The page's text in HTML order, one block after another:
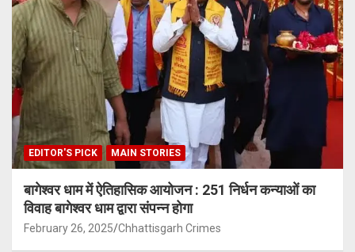
EDITOR'S PICK MAIN STORIES
बागेश्वर धाम में ऐतिहासिक आयोजन : 251 निर्धन कन्याओं का
विवाह बागेश्वर धाम द्वारा संपन्न होगा
February 26, 2025 Chhattisgarh Crimes